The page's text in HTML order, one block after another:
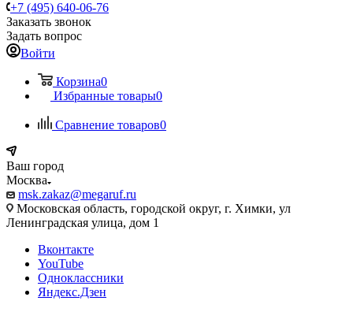
+7 (495) 640-06-76
Заказать звонок
Задать вопрос
Войти
Корзина0
Избранные товары0
Сравнение товаров0
Ваш город
Москва
msk.zakaz@megaruf.ru
Московская область, городской округ, г. Химки, ул
Ленинградская улица, дом 1
Вконтакте
YouTube
Одноклассники
Яндекс.Дзен